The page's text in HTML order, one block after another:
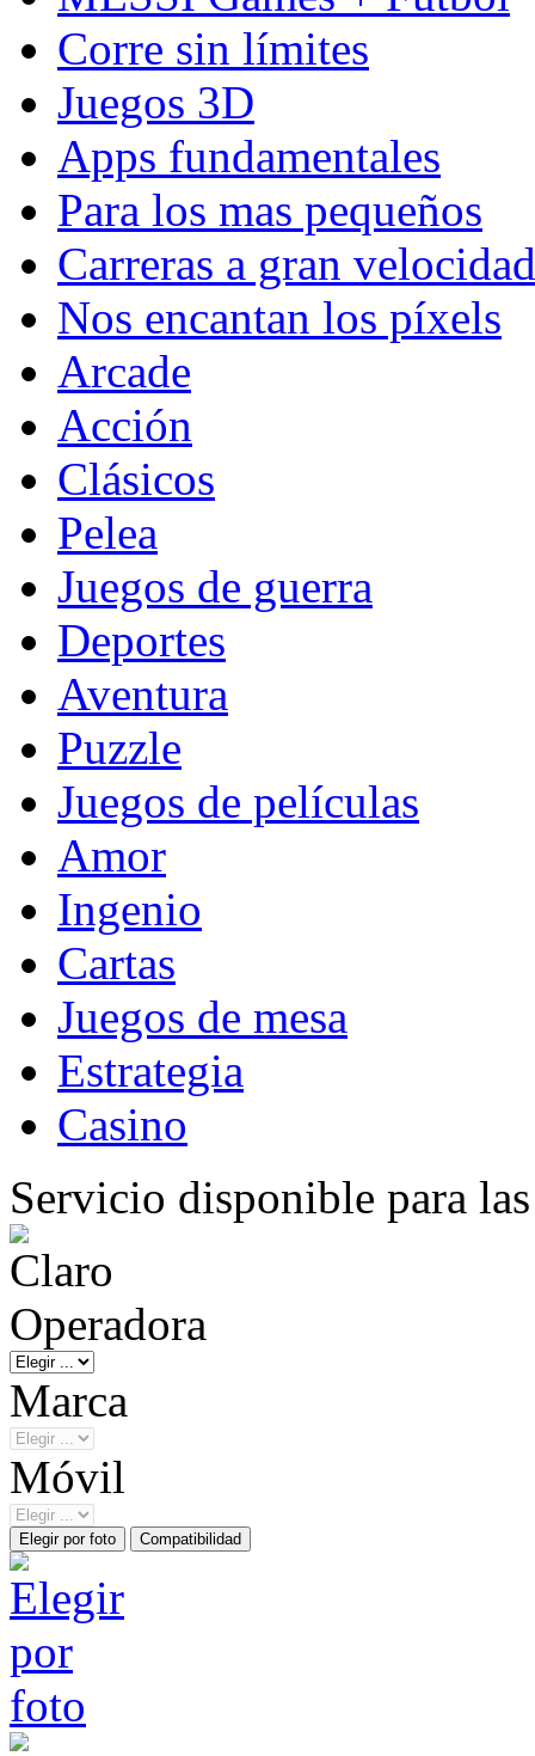
Corre sin límites
Juegos 3D
Apps fundamentales
Para los mas pequeños
Carreras a gran velocidad
Nos encantan los píxels
Arcade
Acción
Clásicos
Pelea
Juegos de guerra
Deportes
Aventura
Puzzle
Juegos de películas
Amor
Ingenio
Cartas
Juegos de mesa
Estrategia
Casino
Servicio disponible para
Operadora
Marca
Móvil